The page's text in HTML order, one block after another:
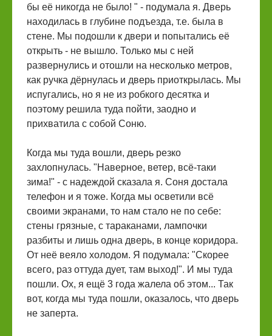
бы её никогда не было! " - подумала я. Дверь
находилась в глубине подъезда, т.е. была в
стене. Мы подошли к двери и попытались её
открыть - не вышло. Только мы с ней
развернулись и отошли на несколько метров,
как ручка дёрнулась и дверь приоткрылась. Мы
испугались, но я не из робкого десятка и
поэтому решила туда пойти, заодно и
прихватила с собой Соню.
Когда мы туда вошли, дверь резко
захлопнулась. "Наверное, ветер, всё-таки
зима!" - с надеждой сказала я. Соня достала
телефон и я тоже. Когда мы осветили всё
своими экранами, то нам стало не по себе:
стены грязные, с тараканами, лампочки
разбиты и лишь одна дверь, в конце коридора.
От неё веяло холодом. Я подумала: "Скорее
всего, раз оттуда дует, там выход!". И мы туда
пошли. Ох, я ещё 3 года жалела об этом... Так
вот, когда мы туда пошли, оказалось, что дверь
не заперта.